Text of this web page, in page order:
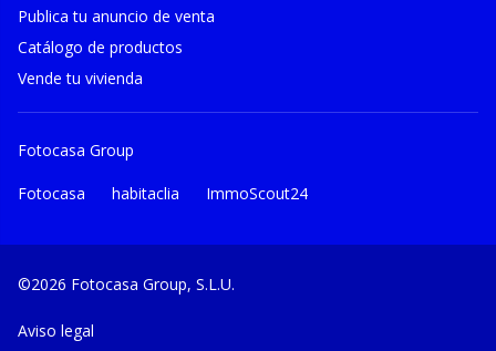
Publica tu anuncio de venta
Catálogo de productos
Vende tu vivienda
Fotocasa Group
Fotocasa habitaclia ImmoScout24
©2026 Fotocasa Group, S.L.U.
Aviso legal